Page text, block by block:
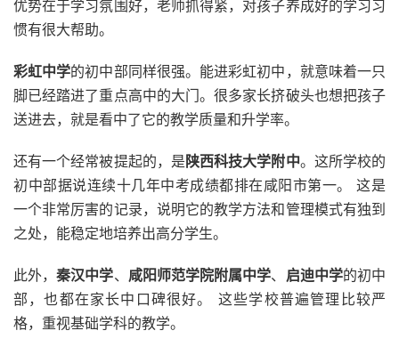
优势在于学习氛围好，老师抓得紧，对孩子养成好的学习习
惯有很大帮助。
彩虹中学的初中部同样很强。能进彩虹初中，就意味着一只
脚已经踏进了重点高中的大门。很多家长挤破头也想把孩子
送进去，就是看中了它的教学质量和升学率。
还有一个经常被提起的，是 陕西科技大学附中。这所学校的
初中部据说连续十几年中考成绩都排在咸阳市第一。 这是
一个非常厉害的记录，说明它的教学方法和管理模式有独到
之处，能稳定地培养出高分学生。
此外，秦汉中学、 咸阳师范学院附属中学、 启迪中学的初中
部，也都在家长中口碑很好。 这些学校普遍管理比较严
格，重视基础学科的教学。